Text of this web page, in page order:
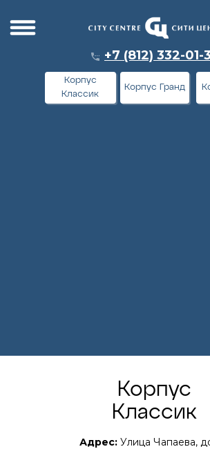
Корпус Гранд
Корпус
Классик
+7 (812) 332-01-
Адрес: Улица Чапаева,
Корпус
Классик